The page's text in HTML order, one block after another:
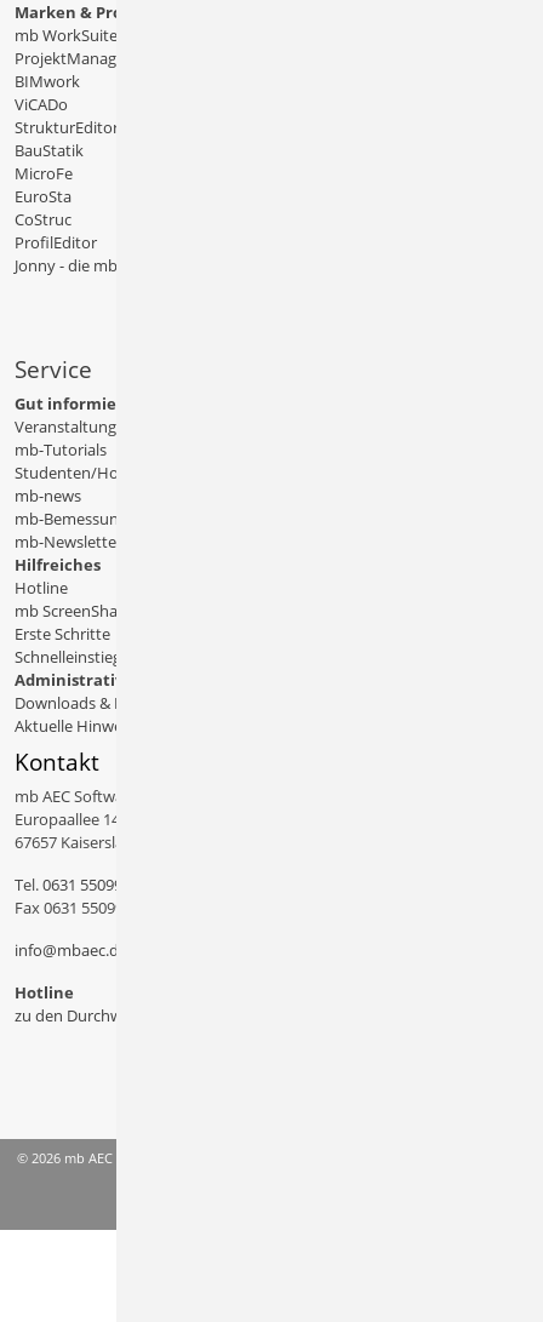
Marken & Produkte
mb WorkSuite
ProjektManager
BIMwork
ViCADo
StrukturEditor
BauStatik
MicroFe
EuroSta
CoStruc
ProfilEditor
Jonny - die mb-App
Service
Gut informiert
Veranstaltungen
mb-Tutorials
Studenten/Hochschule
mb-news
mb-Bemessungstafeln
mb-Newsletter
Hilfreiches
Hotline
mb ScreenShare
Erste Schritte
Schnelleinstiege & Doku
Administratives
Downloads & Patches
Aktuelle Hinweise
Kontakt
mb AEC Software GmbH
Europaallee 14
67657 Kaiserslautern
Tel.0631 550999 11
Fax 0631 550999 20
info@mbaec.de
Hotline
zu den Durchwahlen
© 2026 mb AEC Software GmbH